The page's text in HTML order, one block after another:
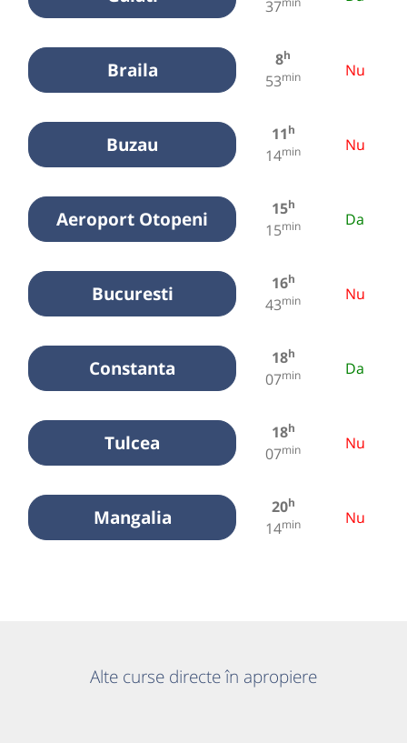
37
Braila 8h
53min Nu
Buzau 11h
14min Nu
Aeroport Otopeni 15h
15min Da
Bucuresti 16h
43min Nu
Constanta 18h
07min Da
Tulcea 18h
07min Nu
Mangalia 20h
14min Nu
Alte curse directe în apropiere